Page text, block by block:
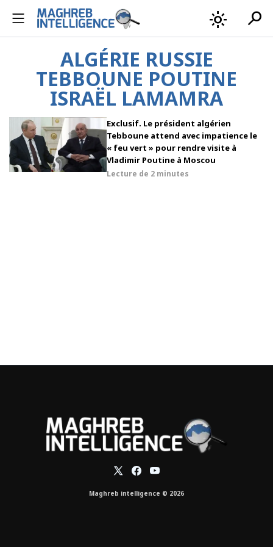
light_mode search
ALGÉRIE RUSSIE
TEBBOUNE POUTINE
ISRAËL LAMAMRA
Exclusif. Le président algérien
Tebboune attend avec impatience le
« feu vert » pour rendre visite à
Vladimir Poutine à Moscou
Lecture de 2 minutes
Maghreb intelligence © 2026